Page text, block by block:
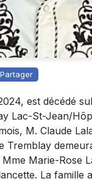
Partager
est décédé
Lac-St-Jean/
M. Claude
Tremblay
Marie-Rose
La famille